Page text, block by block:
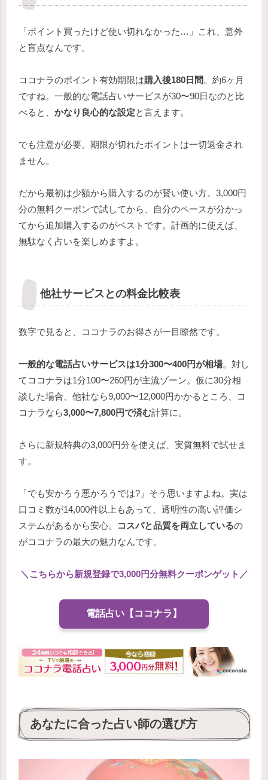
「ポイント買ったけど使い切れなかった…」これ、意外
と盲点なんです。
ココナラのポイント有効期限は購入後180日間 。約6ヶ月
ですね。一般的な電話占いサービスが30〜90日なのと比
べると、 かなり良心的な設定と言えます。
でも注意が必要。期限が切れたポイントは一切返金され
ません。
だから最初は少額から購入するのが賢い使い方。3,000円
分の無料クーポンで試してから、自分のペースが分かっ
てから追加購入するのがベストです。計画的に使えば、
無駄なく占いを楽しめますよ。
他社サービスとの料金比較表
数字で見ると、ココナラのお得さが一目瞭然です。
一般的な電話占いサービスは1分300〜400円が相場。対し
てココナラは1分100〜260円が主流ゾーン。仮に30分相
談した場合、他社なら9,000〜12,000円かかるところ、コ
コナラなら3,000〜7,800円で済む計算に。
さらに新規特典の3,000円分を使えば、実質無料で試せま
す。
「でも安かろう悪かろうでは?」そう思いますよね。実は
口コミ数が14,000件以上もあって、透明性の高い評価シ
ステムがあるから安心。
コスパと品質を両立しているの
がココナラの最大の魅力なんです。
＼ こちらから新規登録で3,000円分無料クーポンゲット ／
電話占い【ココナラ】
あなたに合った占い師の選び方